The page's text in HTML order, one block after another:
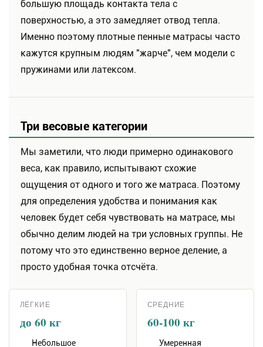
большую площадь контакта тела с
поверхностью, а это замедляет отвод тепла.
Именно поэтому плотные пенные матрасы часто
кажутся крупным людям "жарче", чем модели с
пружинами или латексом.
Три весовые категории
Мы заметили, что люди примерно одинакового
веса, как правило, испытывают схожие
ощущения от одного и того же матраса. Поэтому
для определения удобства и понимания как
человек будет себя чувствовать на матрасе, мы
обычно делим людей на три условных группы. Не
потому что это единственно верное деление, а
просто удобная точка отсчёта.
ЛЁГКИЕ
до 60 кг
Небольшое
СРЕДНИЕ
60-100 кг
Умеренная